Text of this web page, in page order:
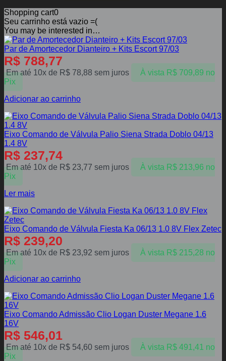
Shopping cart0
Seu carrinho está vazio =(
You may be interested in…
Par de Amortecedor Dianteiro + Kits Escort 97/03
R$ 788,77
Em até 10x de R$ 78,88 sem juros À vista R$709,89 no
Pix
Adicionar ao carrinho
Eixo Comando de Válvula Palio Siena Strada Doblo 04/13
1.4 8V
R$ 237,74
Em até 10x de R$ 23,77 sem juros À vista R$213,96 no
Pix
Ler mais
Eixo Comando de Válvula Fiesta Ka 06/13 1.0 8V Flex Zetec
R$ 239,20
Em até 10x de R$ 23,92 sem juros À vista R$215,28 no
Pix
Adicionar ao carrinho
Eixo Comando Admissão Clio Logan Duster Megane 1.6
16V
R$ 546,01
Em até 10x de R$ 54,60 sem juros À vista R$491,41 no
Pix